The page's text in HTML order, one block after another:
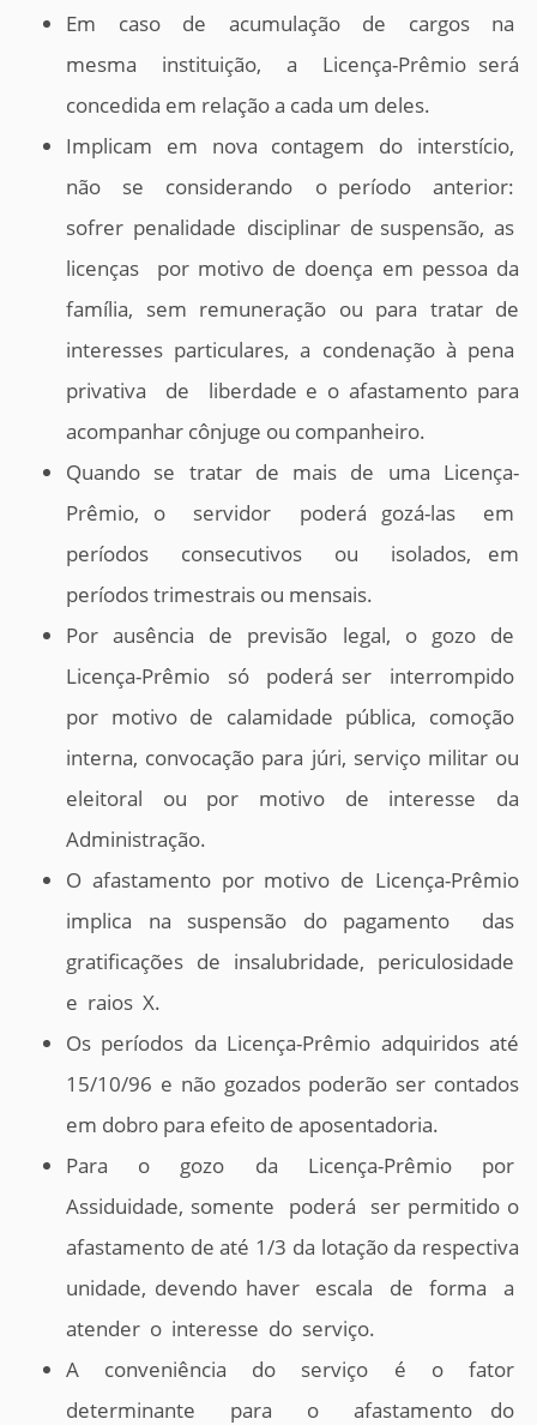
Em caso de acumulação de cargos na
mesma instituição, a Licença-Prêmio será
concedida em relação a cada um deles.
Implicam em nova contagem do interstício,
não se considerando o período anterior:
sofrer penalidade disciplinar de suspensão, as
licenças por motivo de doença em pessoa da
família, sem remuneração ou para tratar de
interesses particulares, a condenação à pena
privativa de liberdade e o afastamento para
acompanhar cônjuge ou companheiro.
Quando se tratar de mais de uma Licença-
Prêmio, o servidor poderá gozá-las em
períodos consecutivos ou isolados, em
períodos trimestrais ou mensais.
Por ausência de previsão legal, o gozo de
Licença-Prêmio só poderá ser interrompido
por motivo de calamidade pública, comoção
interna, convocação para júri, serviço militar ou
eleitoral ou por motivo de interesse da
Administração.
O afastamento por motivo de Licença-Prêmio
implica na suspensão do pagamento das
gratificações de insalubridade, periculosidade
e raios X.
Os períodos da Licença-Prêmio adquiridos até
15/10/96 e não gozados poderão ser contados
em dobro para efeito de aposentadoria.
Para o gozo da Licença-Prêmio por
Assiduidade, somente poderá ser permitido o
afastamento de até 1/3 da lotação da respectiva
unidade, devendo haver escala de forma a
atender o interesse do serviço.
A conveniência do serviço é o fator
determinante para o afastamento do